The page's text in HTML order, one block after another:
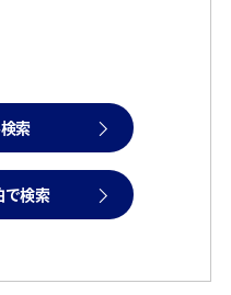
索
で検索